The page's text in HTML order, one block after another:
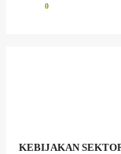
0
KEBIJAKAN